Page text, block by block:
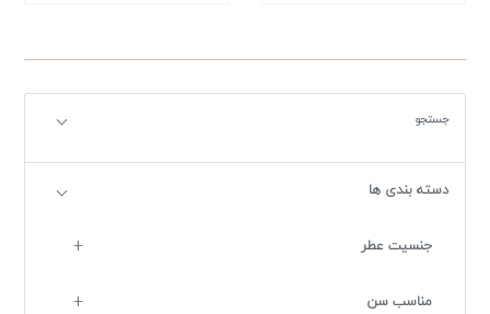
جستجو
دسته بندی ها
جنسیت عطر
مناسب سن